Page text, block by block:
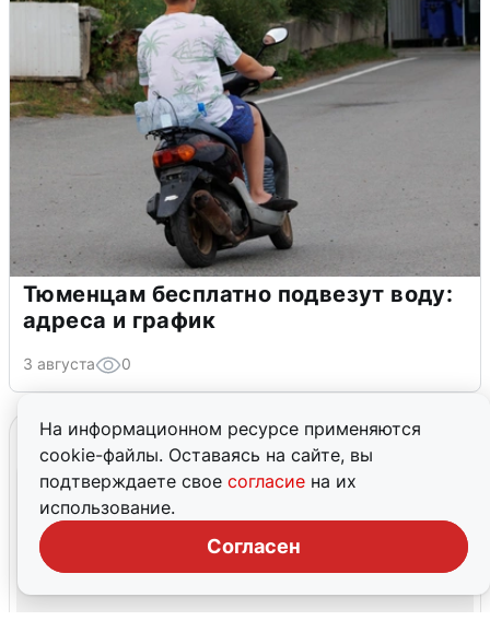
На информационном ресурсе применяются
cookie-файлы. Оставаясь на сайте, вы
подтверждаете свое согласие на их
использование.
Согласен
Тюменцам бесплатно подвезут воду:
адреса и график
3 августа 0